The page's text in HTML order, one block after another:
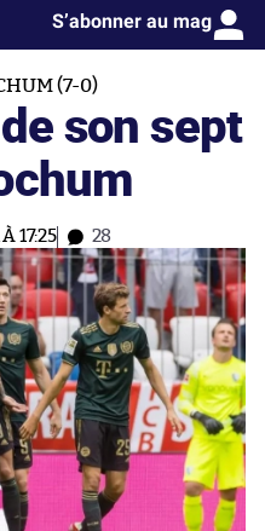
S’abonner au mag
(7-0)
son sept
17:25 28